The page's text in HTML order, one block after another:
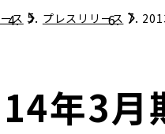
プ
トップ
トップ
ス プレスリリース
年3月